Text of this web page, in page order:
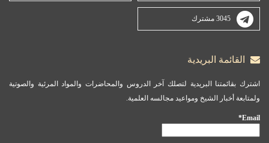
3045 مشترك
القائمة البريدية
اشترك بقائمتنا البريدية لتصلك آخر الدروس والمحاضرات والمواد المرئية والصوتية
ولمتابعة أخبار الشيخ ومواعيد مجالسه العلمية.
Email*